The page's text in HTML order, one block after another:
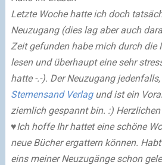
Letzte Woche hatte ich doch
Neuzugang (dies lag aber auch
Zeit gefunden habe mich durch die
lesen und überhaupt eine sehr
hatte -.-). Der Neuzugang
Sternensand Verlagund ist ein
ziemlich gespannt bin. :)
♥Ich hoffe Ihr hattet eine schöne
neue Bücher ergattern können.
eins meiner Neuzugänge schon